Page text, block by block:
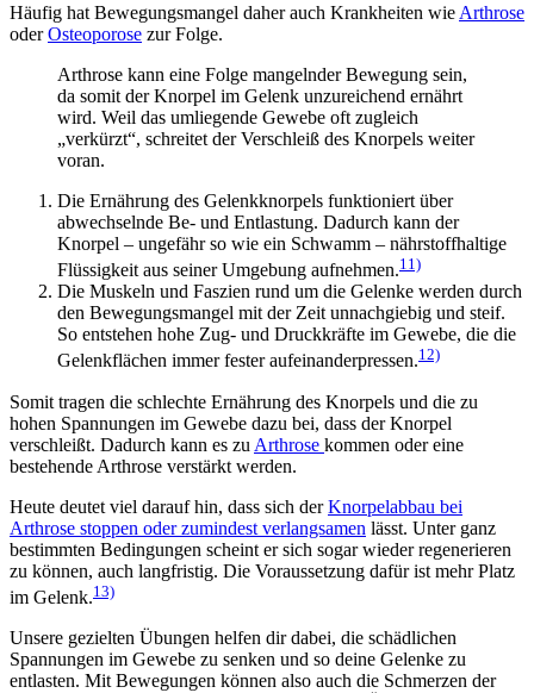
Häufig hat Bewegungsmangel daher auch Krankheiten wie Arthrose
oderOsteoporose zur Folge.
Arthrose kann eine Folge mangelnder Bewegung sein,
da somit der Knorpel im Gelenk unzureichend ernährt
wird. Weil das umliegende Gewebe oft zugleich
„verkürzt“, schreitet der Verschleiß des Knorpels weiter
voran.
Die Ernährung des Gelenkknorpels funktioniert über
abwechselnde Be- und Entlastung. Dadurch kann der
Knorpel – ungefähr so wie ein Schwamm – nährstoffhaltige
Flüssigkeit aus seiner Umgebung aufnehmen.11)
Die Muskeln und Faszien rund um die Gelenke werden durch
den Bewegungsmangel mit der Zeit unnachgiebig und steif.
So entstehen hohe Zug- und Druckkräfte im Gewebe, die die
Gelenkflächen immer fester aufeinanderpressen.12)
Somit tragen die schlechte Ernährung des Knorpels und die zu
hohen Spannungen im Gewebe dazu bei, dass der Knorpel
verschleißt. Dadurch kann es zu Arthrose kommen oder eine
bestehende Arthrose verstärkt werden.
Heute deutet viel darauf hin, dass sich derKnorpelabbau bei
Arthrose stoppen oder zumindest verlangsamen lässt. Unter ganz
bestimmten Bedingungen scheint er sich sogar wieder regenerieren
zu können, auch langfristig. Die Voraussetzung dafür ist mehr Platz
im Gelenk.13)
Unsere gezielten Übungen helfen dir dabei, die schädlichen
Spannungen im Gewebe zu senken und so deine Gelenke zu
entlasten. Mit Bewegungen können also auch die Schmerzen der